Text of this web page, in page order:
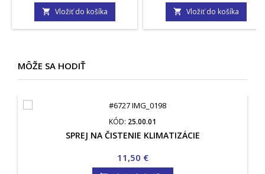
 Vložiť do košíka  Vložiť do košíka
MÔŽE SA HODIŤ
KÓD: 25.00.01
SPREJ NA ČISTENIE KLIMATIZÁCIE
Cena
11,50 €